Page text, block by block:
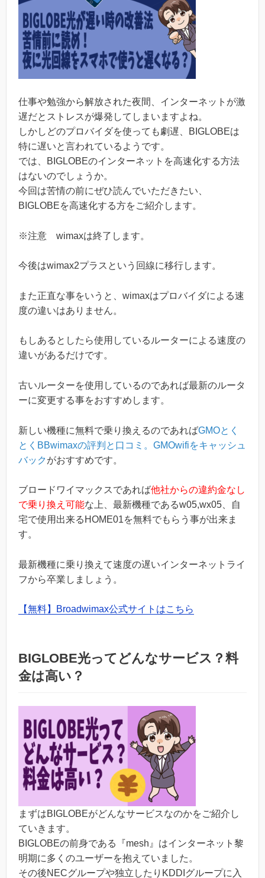
仕事や勉強から解放された夜間、インターネットが激
遅だとストレスが爆発してしまいますよね。
しかしどのプロバイダを使っても劇遅、BIGLOBEは
特に遅いと言われているようです。
では、BIGLOBEのインターネットを高速化する方法
はないのでしょうか。
今回は苦情の前にぜひ読んでいただきたい、
BIGLOBEを高速化する方をご紹介します。
※注意 wimaxは終了します。
今後はwimax2プラスという回線に移行します。
また正直な事をいうと、wimaxはプロバイダによる速
度の違いはありません。
もしあるとしたら使用しているルーターによる速度の
違いがあるだけです。
古いルーターを使用しているのであれば最新のルータ
ーに変更する事をおすすめします。
新しい機種に無料で乗り換えるのであればGMOとく
とくBBwimaxの評判と口コミ。GMOwifiをキャッシュ
バック がおすすめです。
ブロードワイマックスであれば他社からの違約金なし
で乗り換え可能な上、最新機種であるw05,wx05、自
宅で使用出来るHOME01を無料でもらう事が出来ま
す。
最新機種に乗り換えて速度の遅いインターネットライ
フから卒業しましょう。
【無料】Broadwimax公式サイトはこちら
BIGLOBE光ってどんなサービス？料
金は高い？
まずはBIGLOBEがどんなサービスなのかをご紹介し
ていきます。
BIGLOBEの前身である『mesh』はインターネット黎
明期に多くのユーザーを抱えていました。
その後NECグループや独立したりKDDIグループに入